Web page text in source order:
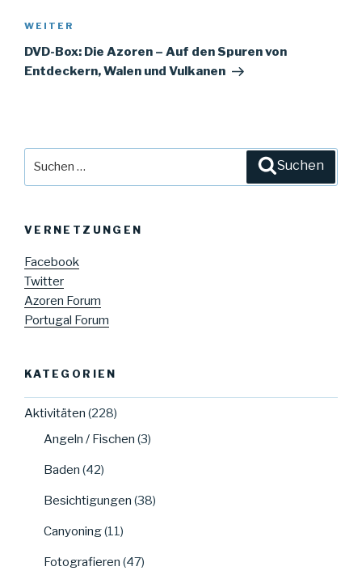
Nächster
Beitrag
WEITER
DVD-Box: Die Azoren – Auf den Spuren von
Entdeckern, Walen und Vulkanen
Suchen
VERNETZUNGEN
Facebook
Twitter
Azoren Forum
Portugal Forum
KATEGORIEN
Aktivitäten (228)
Angeln / Fischen (3)
Baden (42)
Besichtigungen (38)
Canyoning(11)
Fotografieren (47)